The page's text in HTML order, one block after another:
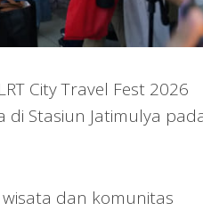
City Travel Fest 2026
di Stasiun Jatimulya
dan komunitas